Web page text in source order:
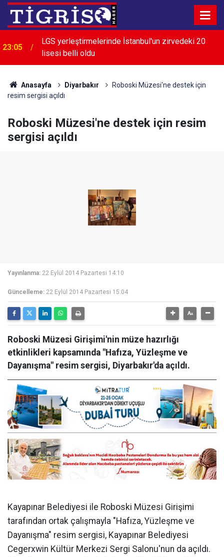
23:05
LGS yerleştirmelerinde İstanbul'un zirvedeki 20
lisesi belli oldu
Anasayfa Diyarbakır
Roboski Müzesi'ne destek için
resim sergisi açıldı
Roboski Müzesi'ne destek için resim
sergisi açıldı
Yayınlanma: 22 Eylül 2014 Pazartesi 14:10
Güncelleme: 22 Eylül 2014 Pazartesi 15:04
Roboski Müzesi Girişimi'nin müze hazırlığı
etkinlikleri kapsamında "Hafıza, Yüzleşme ve
Dayanışma" resim sergisi, Diyarbakır'da açıldı.
Kayapınar Belediyesi ile Roboski Müzesi Girişimi
tarafından ortak çalışmayla "Hafıza, Yüzleşme ve
Dayanışma" resim sergisi, Kayapınar Belediyesi
Cegerxwin Kültür Merkezi Sergi Salonu'nun da açıldı.